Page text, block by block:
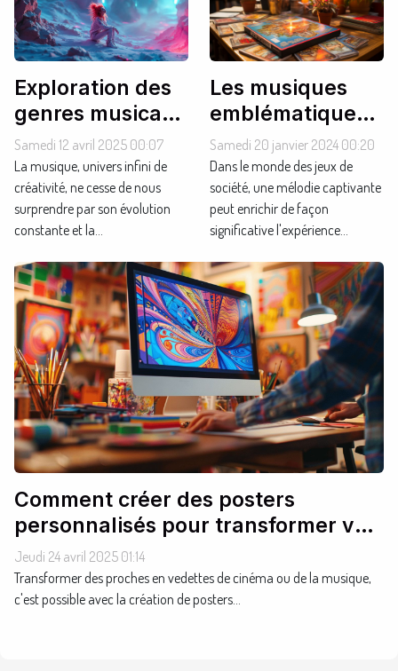
Exploration des
genres musicaux
émergents en
2023
Samedi 12 avril 2025 00:07
La musique, univers infini de
créativité, ne cesse de nous
surprendre par son évolution
constante et la...
Les musiques
emblématiques
des jeux de
société
classiques
Samedi 20 janvier 2024 00:20
Dans le monde des jeux de
société, une mélodie captivante
peut enrichir de façon
significative l'expérience...
Comment créer des posters
personnalisés pour transformer vos
proches en stars
Jeudi 24 avril 2025 01:14
Transformer des proches en vedettes de cinéma ou de la musique,
c'est possible avec la création de posters...